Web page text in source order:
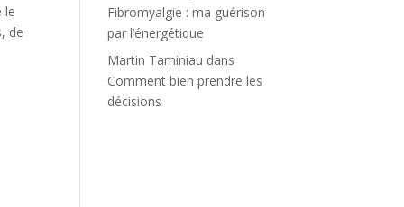
le
de
Fibromyalgie : ma guérison
par l’énergétique
Martin Taminiau dans
Comment bien prendre les
décisions